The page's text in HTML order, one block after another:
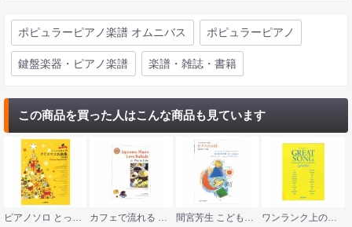
ポピュラーピアノ楽譜 オムニバス ポピュラーピアノ
鍵盤楽器・ピアノ楽譜 楽譜・雑誌・書籍
この商品を買った人はこんな商品も見ています